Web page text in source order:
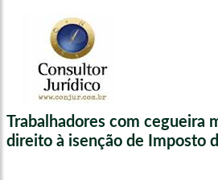
Trabalhadores com cegueira
direito à isenção de Imposto